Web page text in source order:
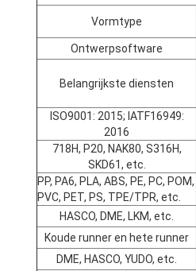
Vormtype
Ontwerpsoftware
Belangrijkste diensten
ISO9001: 2015; IATF16949:
2016
718H, P20, NAK80, S316H,
SKD61, etc.
PP, PA6, PLA, ABS, PE, PC, POM,
PVC, PET, PS, TPE/TPR, etc.
HASCO, DME, LKM, etc.
Koude runner en hete runner
DME, HASCO, YUDO, etc.